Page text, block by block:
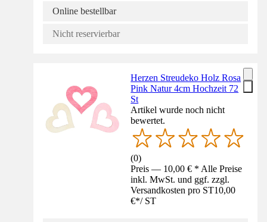
Online bestellbar
Nicht reservierbar
Herzen Streudeko Holz Rosa
Pink Natur 4cm Hochzeit 72
St
Artikel wurde noch nicht
bewertet.
(0)
Preis — 10,00 € * Alle Preise
inkl. MwSt. und ggf. zzgl.
Versandkosten pro ST10,00
€*/ ST